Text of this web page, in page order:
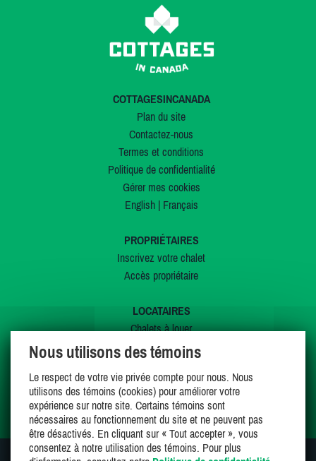
COTTAGESINCANADA
Plan du site
Contactez-nous
Termes et conditions
Politique de confidentialité
Gérer mes cookies
English| Français
PROPRIÉTAIRES
Inscrivez votre chalet
Accès propriétaire
LOCATAIRES
Chalets à louer
Chalets à vendre
Offres spéciales
Mes favoris
Nous utilisons des témoins
Le respect de votre vie privée compte pour nous. Nous
utilisons des témoins (cookies) pour améliorer votre
expérience sur notre site. Certains témoins sont
nécessaires au fonctionnement du site et ne peuvent pas
être désactivés. En cliquant sur « Tout accepter », vous
consentez à notre utilisation des témoins. Pour plus